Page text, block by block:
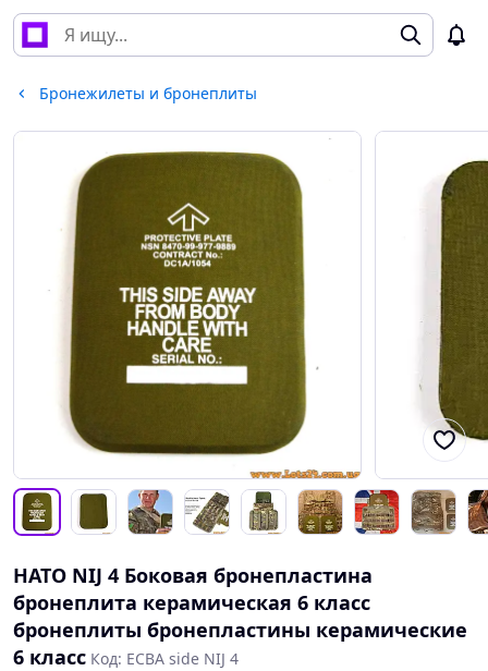
Бронежилеты и бронеплиты
НАТО NIJ 4 Боковая бронепластина
бронеплита керамическая 6 класс
бронеплиты бронепластины керамические
6 класс Код: ECBA side NIJ 4